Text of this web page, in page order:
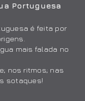
Portuguesa
é feita por
mais falada no
nos ritmos; nas
sotaques!